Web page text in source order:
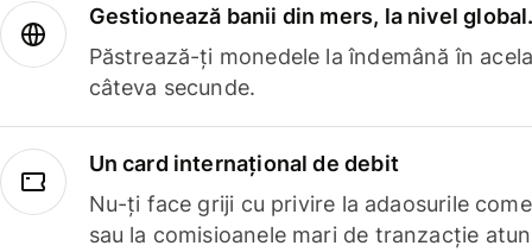
Gestionează banii din mers, la nivel
Păstrează-ți monedele la îndemână în
câteva secunde.
Un card internațional de debit
Nu-ți face griji cu privire la adaosurile
sau la comisioanele mari de tranzacție